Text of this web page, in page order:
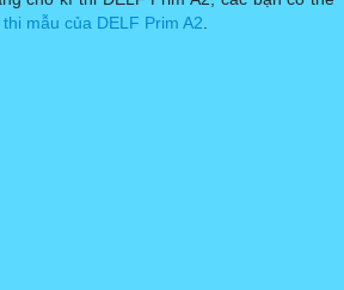
mẫu của DELF Prim A2.